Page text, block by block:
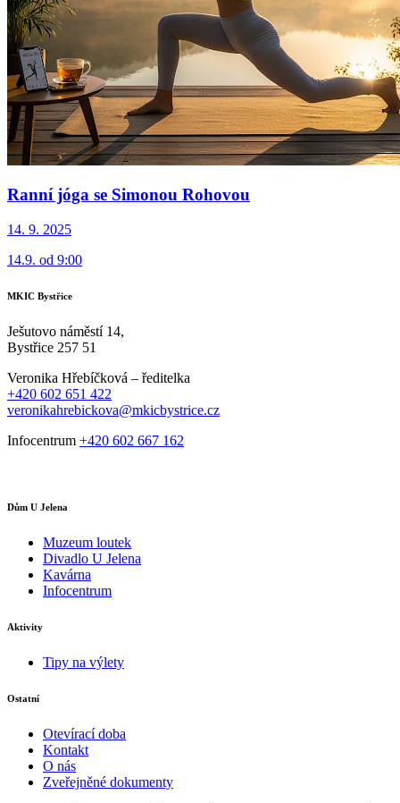
Ranní jóga se Simonou Rohovou
14. 9. 2025
14.9. od 9:00
MKIC Bystřice
Ješutovo náměstí 14,
Bystřice 257 51
Veronika Hřebíčková – ředitelka
+420 602 651 422
veronikahrebickova@mkicbystrice.cz
Infocentrum +420 602 667 162
Dům U Jelena
Muzeum loutek
Divadlo U Jelena
Kavárna
Infocentrum
Aktivity
Tipy na výlety
Ostatní
Otevírací doba
Kontakt
O nás
Zveřejněné dokumenty